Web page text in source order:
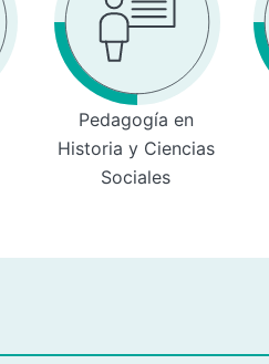
Pedagogía en
Historia y Ciencias
Sociales